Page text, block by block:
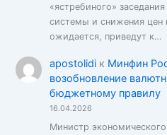
«ястребиного»
системы и снижения цен
ожидается, приведут к…
apostolidiк Минфин
возобновление
бюджетному правилу
16.04.2026
Министр